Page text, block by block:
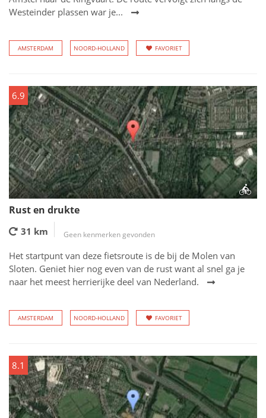
Westeinder plassen war je...
AMSTERDAM NOORD-HOLLAND FAVORIET
6.9
Rust en drukte
31 km Geen kenmerken gevonden
Het startpunt van deze fietsroute is de bij de Molen van
Sloten. Geniet hier nog even van de rust want al snel ga je
naar het meest herrierijke deel van Nederland.
AMSTERDAM NOORD-HOLLAND FAVORIET
8.1